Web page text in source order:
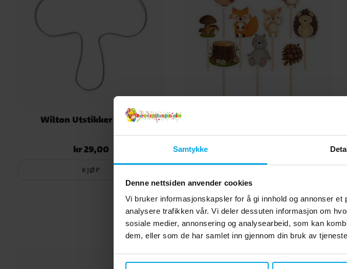
Samtykke
Denne nettsiden anvender cookies
Vi bruker informasjonskapsler for å gi innhold og annonser
analysere trafikken vår. Vi deler dessuten informasjon om
sosiale medier, annonsering og analysearbeid, som kan
dem, eller som de har samlet inn gjennom din bruk av
Wilton Utstikker - Sopp
Pris :kr 29,00
kr 29,00
KJØP
Andre